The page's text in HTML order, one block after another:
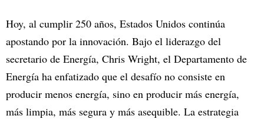
Hoy, al cumplir 250 años, Estados Unidos continúa
apostando por la innovación. Bajo el liderazgo del
secretario de Energía, Chris Wright, el Departamento de
Energía ha enfatizado que el desafío no consiste en
producir menos energía, sino en producir más energía,
más limpia, más segura y más asequible. La estrategia